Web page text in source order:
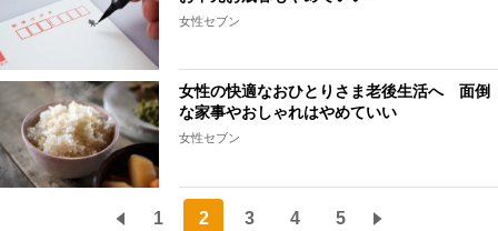
女性セブン
女性の快適なおひとりさま老後生活へ 面倒
な家事やおしゃれはやめていい
女性セブン
1 2 3 4 5